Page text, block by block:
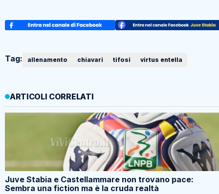
Tag: allenamento chiavari tifosi virtus entella
ARTICOLI CORRELATI
Juve Stabia e Castellammare non trovano pace:
Sembra una fiction ma è la cruda realtà